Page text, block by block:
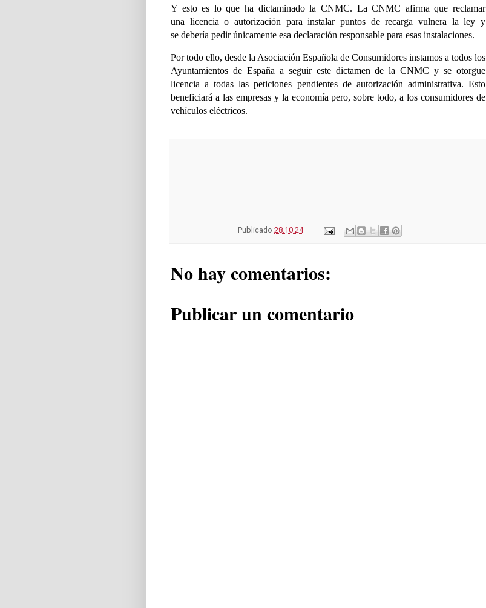
Y esto es lo que ha dictaminado la CNMC. La CNMC afirma que reclamar
una licencia o autorización para instalar puntos de recarga vulnera la ley y
se debería pedir únicamente esa declaración responsable para esas instalaciones.
Por todo ello, desde la Asociación Española de Consumidores instamos a todos los
Ayuntamientos de España a seguir este dictamen de la CNMC y se otorgue
licencia a todas las peticiones pendientes de autorización administrativa. Esto
beneficiará a las empresas y la economía pero, sobre todo,a los consumidores de
vehículos eléctricos.
Publicado 28.10.24
No hay comentarios:
Publicar un comentario